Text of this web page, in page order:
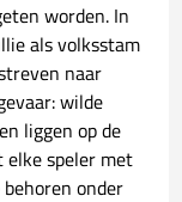
worden. In
als volksstam
naar
wilde
liggen op de
elke speler met
onder